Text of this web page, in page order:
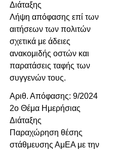
Διάταξης
Λήψη απόφασης επί των
αιτήσεων των πολιτών
σχετικά με άδειες
ανακομιδής οστών και
παρατάσεις ταφής των
συγγενών τους.
Αριθ. Απόφασης: 9/2024
2ο Θέμα Ημερήσιας
Διάταξης
Παραχώρηση θέσης
στάθμευσης ΑμΕΑ με την